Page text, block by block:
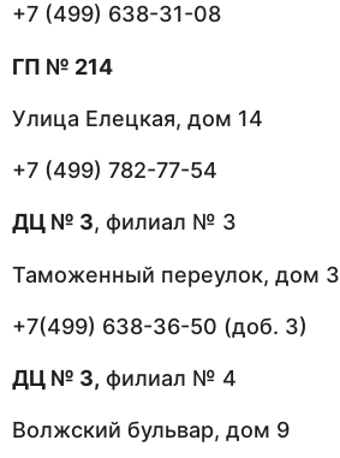
+7 (499) 638-31-08
ГП № 214
Улица Елецкая, дом 14
+7 (499) 782-77-54
ДЦ № 3, филиал № 3
Таможенный переулок, дом 3
+7(499) 638-36-50 (доб. 3)
ДЦ № 3, филиал № 4
Волжский бульвар, дом 9